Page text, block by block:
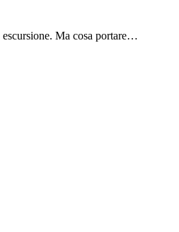
Ma cosa portare…